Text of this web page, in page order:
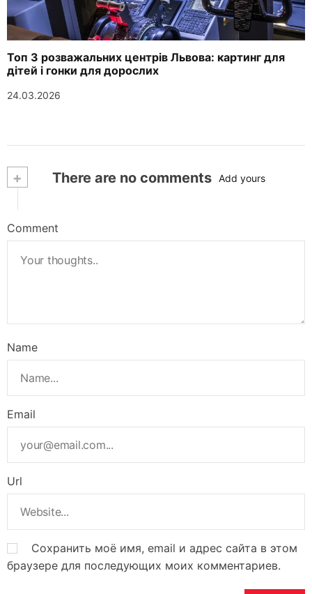
Топ 3 розважальних центрів Львова: картинг для
дітей і гонки для дорослих
24.03.2026
+ There are no comments Add yours
Comment
Name
Email
Url
Сохранить моё имя, email и адрес сайта в этом
браузере для последующих моих комментариев.